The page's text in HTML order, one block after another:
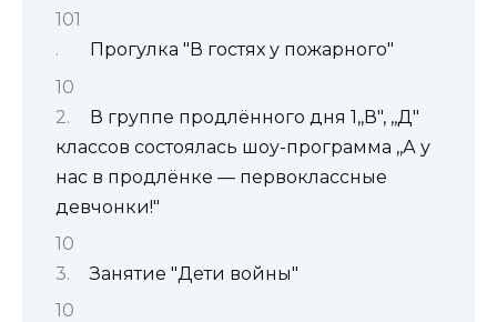
Прогулка "В гостях у пожарного"
В группе продлённого дня 1,,В", ,,Д"
классов состоялась шоу-программа ,,А у
нас в продлёнке — первоклассные
девчонки!"
Занятие "Дети войны"